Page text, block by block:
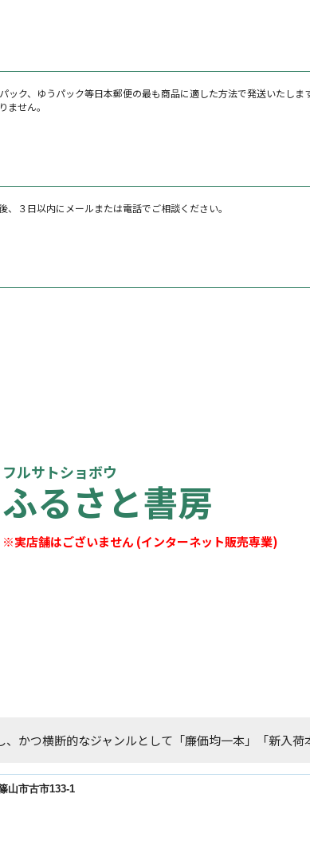
ク、ゆうパック等日本郵便の最も商品に適した方法で発送いたしま
せん。
３日以内にメールまたは電話でご相談ください。
フルサトショボウ
ふるさと書房
※実店舗はございません (インターネット販売専業)
かつ横断的なジャンルとして「廉価均一本」「新入
山市古市133-1